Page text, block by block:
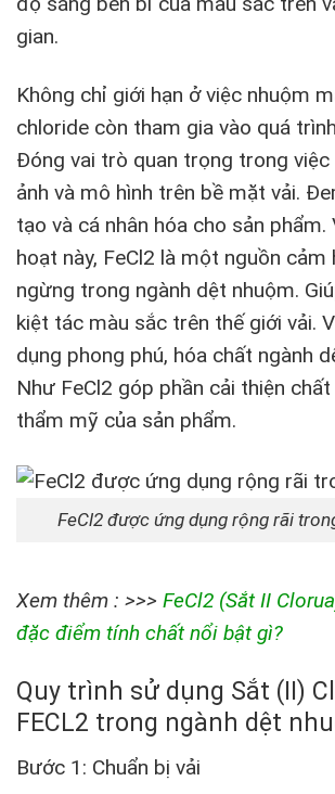
gian.
Không chỉ giới hạn ở việc nhuộm
chloride còn tham gia vào quá
Đóng vai trò quan trọng trong việc
ảnh và mô hình trên bề mặt vải.
tạo và cá nhân hóa cho sản phẩm.
hoạt này, FeCl2 là một nguồn cảm
ngừng trong ngành dệt nhuộm.
kiệt tác màu sắc trên thế giới vải.
dụng phong phú, hóa chất ngành
Như FeCl2 góp phần cải thiện
thẩm mỹ của sản phẩm.
FeCl2 được ứng dụng rộng rãi
Xem thêm : >>> FeCl2 (Sắt II
đặc điểm tính chất nổi bật gì?
Quy trình sử dụng Sắt (II)
FECL2 trong ngành dệt
Bước 1: Chuẩn bị vải